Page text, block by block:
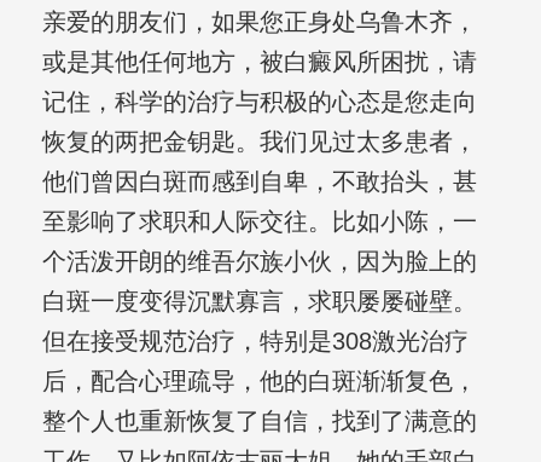
亲爱的朋友们，如果您正身处乌鲁木齐，
或是其他任何地方，被白癜风所困扰，请
记住，科学的治疗与积极的心态是您走向
恢复的两把金钥匙。我们见过太多患者，
他们曾因白斑而感到自卑，不敢抬头，甚
至影响了求职和人际交往。比如小陈，一
个活泼开朗的维吾尔族小伙，因为脸上的
白斑一度变得沉默寡言，求职屡屡碰壁。
但在接受规范治疗，特别是308激光治疗
后，配合心理疏导，他的白斑渐渐复色，
整个人也重新恢复了自信，找到了满意的